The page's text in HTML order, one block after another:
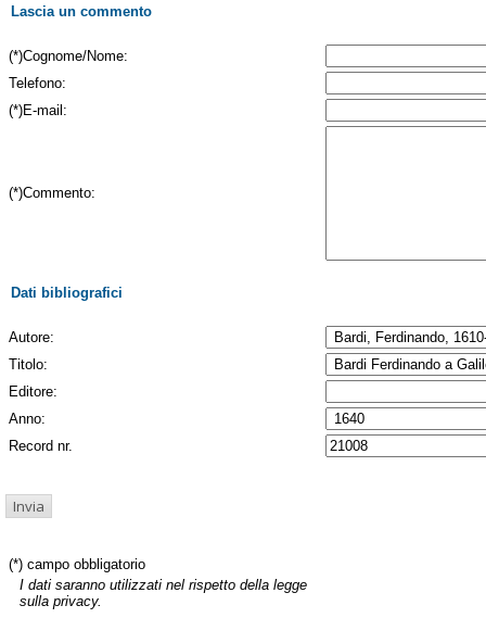
Lascia un commento
(*)Cognome/Nome:
Telefono:
(*)E-mail:
(*)Commento:
Dati bibliografici
Autore:
Titolo:
Editore:
Anno:
Record nr.
(*) campo obbligatorio
I dati saranno utilizzati nel rispetto della legge
sulla privacy.